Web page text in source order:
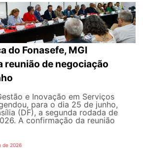
do Fonasefe, MGI
reunião de negociação
e Inovação em Serviços
para o dia 25 de junho,
(DF), a segunda rodada de
A confirmação da reunião
de 2026